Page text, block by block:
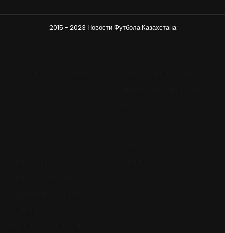
2015 - 2023 Новости Футбола Казахстана